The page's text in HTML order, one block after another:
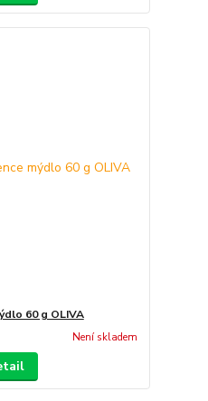
60 g OLIVA
Není skladem